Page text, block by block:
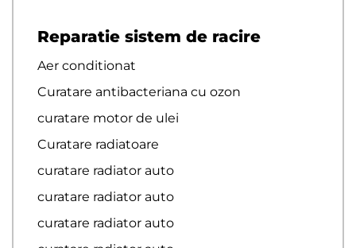
Reparatie sistem de racire
Aer conditionat
Curatare antibacteriana cu ozon
curatare motor de ulei
Curatare radiatoare
curatare radiator auto
curatare radiator auto
curatare radiator auto